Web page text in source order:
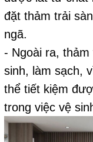
đặt thảm trải
ngã.
- Ngoài ra,
sinh, làm sạch,
thể tiết kiệm
trong việc vệ